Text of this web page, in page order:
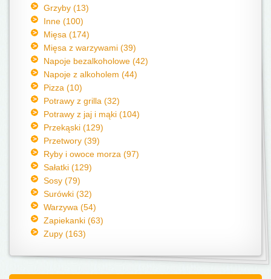
Grzyby (13)
Inne (100)
Mięsa (174)
Mięsa z warzywami (39)
Napoje bezalkoholowe (42)
Napoje z alkoholem (44)
Pizza (10)
Potrawy z grilla (32)
Potrawy z jaj i mąki (104)
Przekąski (129)
Przetwory (39)
Ryby i owoce morza (97)
Sałatki (129)
Sosy (79)
Surówki (32)
Warzywa (54)
Zapiekanki (63)
Zupy (163)